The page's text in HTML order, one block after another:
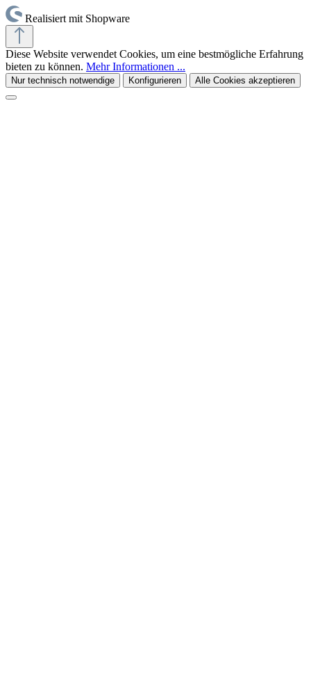
Realisiert mit Shopware
Diese Website verwendet Cookies, um eine bestmögliche Erfahrung
bieten zu können. Mehr Informationen ...
Nur technisch notwendige Konfigurieren Alle Cookies akzeptieren